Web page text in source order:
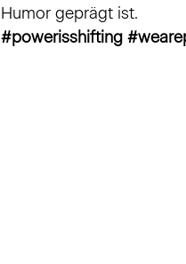
Humor geprägt ist.
#powerisshifting